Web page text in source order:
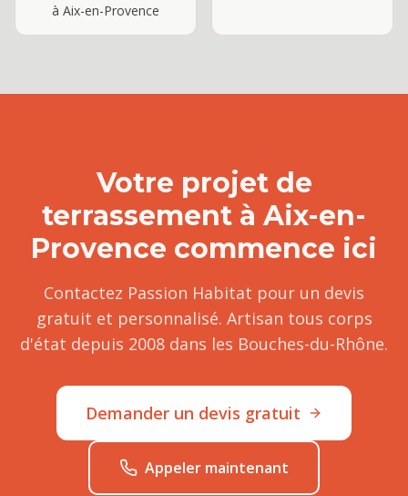
à Aix-en-Provence
Votre projet de
terrassement à Aix-en-
Provence commence ici
Contactez Passion Habitat pour un devis
gratuit et personnalisé. Artisan tous corps
d'état depuis 2008 dans les Bouches-du-Rhône.
Demander un devis gratuit
Appeler maintenant